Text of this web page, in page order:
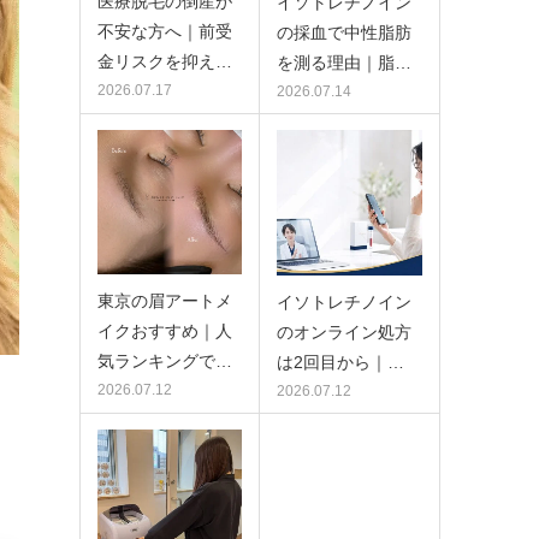
不安な方へ｜前受
金リスクを抑え…
2026.07.17
の採血で中性脂肪
を測る理由｜脂…
2026.07.14
東京の眉アートメ
イクおすすめ｜人
気ランキングで…
2026.07.12
イソトレチノイン
のオンライン処方
は2回目から｜…
2026.07.12